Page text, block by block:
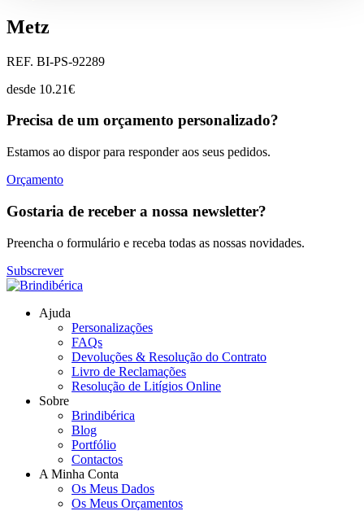
Metz
REF. BI-PS-92289
desde 10.21€
Precisa de um orçamento personalizado?
Estamos ao dispor para responder aos seus pedidos.
Orçamento
Gostaria de receber a nossa newsletter?
Preencha o formulário e receba todas as nossas novidades.
Subscrever
Ajuda
Personalizações
FAQs
Devoluções & Resolução do Contrato
Livro de Reclamações
Resolução de Litígios Online
Sobre
Brindibérica
Blog
Portfólio
Contactos
A Minha Conta
Os Meus Dados
Os Meus Orçamentos